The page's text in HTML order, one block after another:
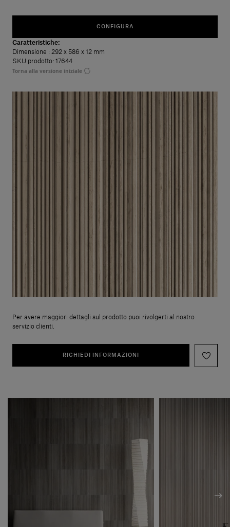
CONFIGURA
Caratteristiche:
Dimensione : 292 x 586 x 12 mm
SKU prodotto: 17644
Torna alla versione iniziale
Per avere maggiori dettagli sul prodotto puoi rivolgerti al nostro
servizio clienti.
RICHIEDI INFORMAZIONI